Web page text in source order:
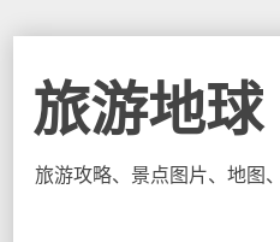
旅游地球
旅游攻略、景点图片、地图